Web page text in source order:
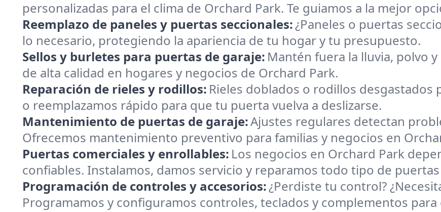
personalizadas para el clima de Orchard Park. Te guiamos a la mejor
Reemplazo de paneles y puertas seccionales:¿Paneles o puertas
lo necesario, protegiendo la apariencia de tu hogar y tu presupuesto.
Sellos y burletes para puertas de garaje: Mantén fuera la lluvia, polvo
de alta calidad en hogares y negocios de Orchard Park.
Reparación de rieles y rodillos: Rieles doblados o rodillos
o reemplazamos rápido para que tu puerta vuelva a deslizarse.
Mantenimiento de puertas de garaje:Ajustes regulares detectan
Ofrecemos mantenimiento preventivo para familias y negocios en
Puertas comerciales y enrollables: Los negocios en Orchard Park
confiables. Instalamos, damos servicio y reparamos todo tipo de
Programación de controles y accesorios:¿Perdiste tu control?
Programamos y configuramos controles, teclados y complementos